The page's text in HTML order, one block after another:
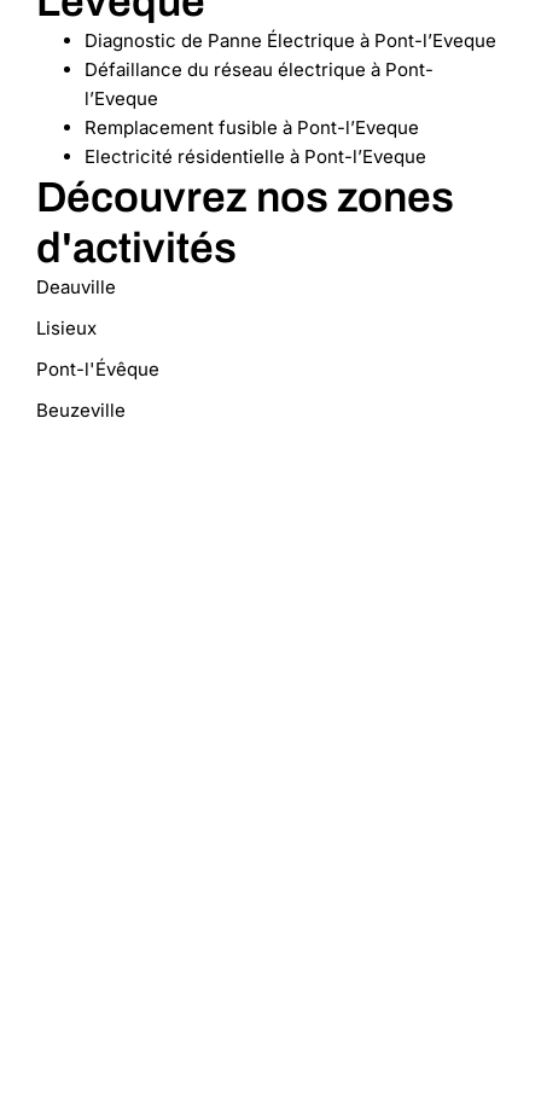
Diagnostic de Panne Électrique à Pont-l’Eveque
Défaillance du réseau électrique à Pont-
l’Eveque
Remplacement fusible à Pont-l’Eveque
Electricité résidentielle à Pont-l’Eveque
Découvrez nos zones
d'activités
Deauville
Lisieux
Pont-l'Évêque
Beuzeville